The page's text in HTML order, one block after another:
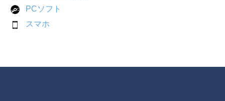
PCソフト
スマホ